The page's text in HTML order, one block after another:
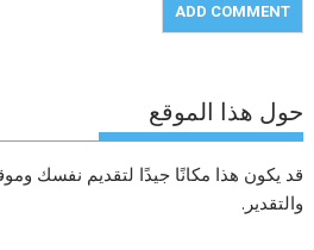
حول هذا الموقع
قد يكون هذا مكانًا جيدًا لتقديم نفسك
والتقدير.